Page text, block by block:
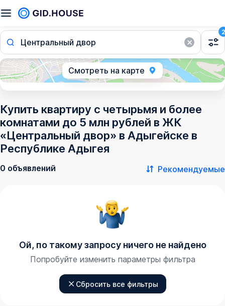
Центральный двор
2
Смотреть на карте
Купить квартиру с четырьмя и более
комнатами до 5 млн рублей в ЖК
«Центральный двор» в Адыгейске в
Республике Адыгея
0 объявлений Рекомендуемые
Ой, по такому запросу ничего не найдено
Попробуйте изменить параметры фильтра
Сбросить все фильтры